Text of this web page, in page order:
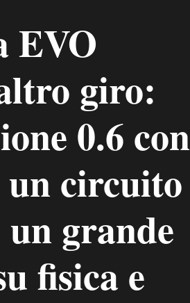
EVO
giro:
0.6 con
un circuito
grande
fisica e